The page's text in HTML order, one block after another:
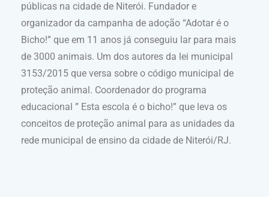
públicas na cidade de Niterói. Fundador e
organizador da campanha de adoção “Adotar é o
Bicho!” que em 11 anos já conseguiu lar para mais
de 3000 animais. Um dos autores da lei municipal
3153/2015 que versa sobre o código municipal de
proteção animal. Coordenador do programa
educacional ” Esta escola é o bicho!” que leva os
conceitos de proteção animal para as unidades da
rede municipal de ensino da cidade de Niterói/RJ.